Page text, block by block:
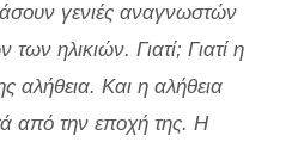
γενιές αναγνωστών
ηλικιών. Γιατί; Γιατί η
αλήθεια. Και η αλήθεια
από την εποχή της. Η